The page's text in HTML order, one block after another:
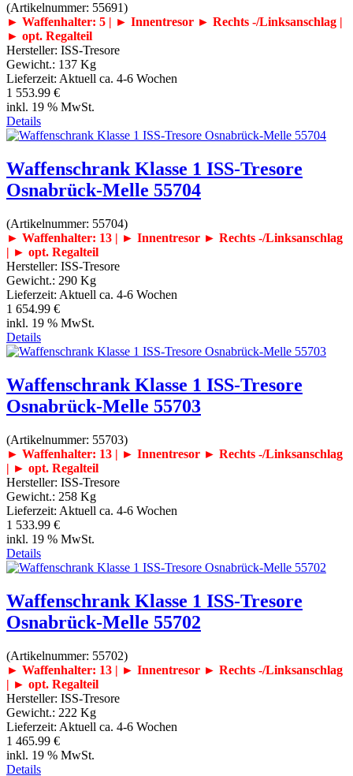
(Artikelnummer: 55691)
► Waffenhalter: 5 | ► Innentresor ► Rechts -/Linksanschlag |
► opt. Regalteil
Hersteller: ISS-Tresore
Gewicht.: 137 Kg
Lieferzeit: Aktuell ca. 4-6 Wochen
1 553.99 €
inkl. 19 % MwSt.
Details
Waffenschrank Klasse 1 ISS-Tresore
Osnabrück-Melle 55704
(Artikelnummer: 55704)
► Waffenhalter: 13 | ► Innentresor ► Rechts -/Linksanschlag
| ► opt. Regalteil
Hersteller: ISS-Tresore
Gewicht.: 290 Kg
Lieferzeit: Aktuell ca. 4-6 Wochen
1 654.99 €
inkl. 19 % MwSt.
Details
Waffenschrank Klasse 1 ISS-Tresore
Osnabrück-Melle 55703
(Artikelnummer: 55703)
► Waffenhalter: 13 | ► Innentresor ► Rechts -/Linksanschlag
| ► opt. Regalteil
Hersteller: ISS-Tresore
Gewicht.: 258 Kg
Lieferzeit: Aktuell ca. 4-6 Wochen
1 533.99 €
inkl. 19 % MwSt.
Details
Waffenschrank Klasse 1 ISS-Tresore
Osnabrück-Melle 55702
(Artikelnummer: 55702)
► Waffenhalter: 13 | ► Innentresor ► Rechts -/Linksanschlag
| ► opt. Regalteil
Hersteller: ISS-Tresore
Gewicht.: 222 Kg
Lieferzeit: Aktuell ca. 4-6 Wochen
1 465.99 €
inkl. 19 % MwSt.
Details